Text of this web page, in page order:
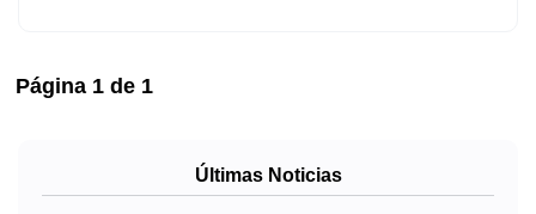
Página 1 de 1
Últimas Noticias